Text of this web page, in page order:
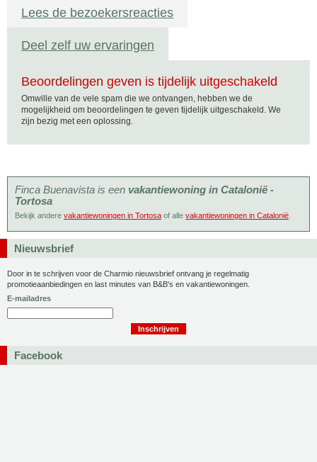
Lees de bezoekersreacties
Deel zelf uw ervaringen
Beoordelingen geven is tijdelijk uitgeschakeld
Omwille van de vele spam die we ontvangen, hebben we de
mogelijkheid om beoordelingen te geven tijdelijk uitgeschakeld. We
zijn bezig met een oplossing.
Finca Buenavista is een vakantiewoning in Catalonië -
Tortosa
Bekijk andere vakantiewoningen in Tortosa of alle vakantiewoningen in Catalonië
Nieuwsbrief
Door in te schrijven voor de Charmio nieuwsbrief ontvang je regelmatig
promotieaanbiedingen en last minutes van B&B's en vakantiewoningen.
E-mailadres
Facebook